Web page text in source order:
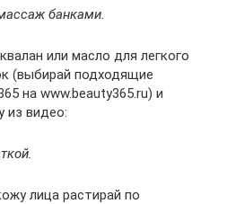
банками.
или масло для легкого
(выбирай подходящие
на www.beauty365.ru) и
из видео:
лица растирай по